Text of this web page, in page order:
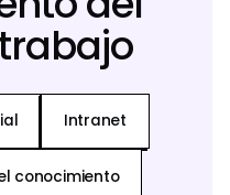
Intranet
conocimiento